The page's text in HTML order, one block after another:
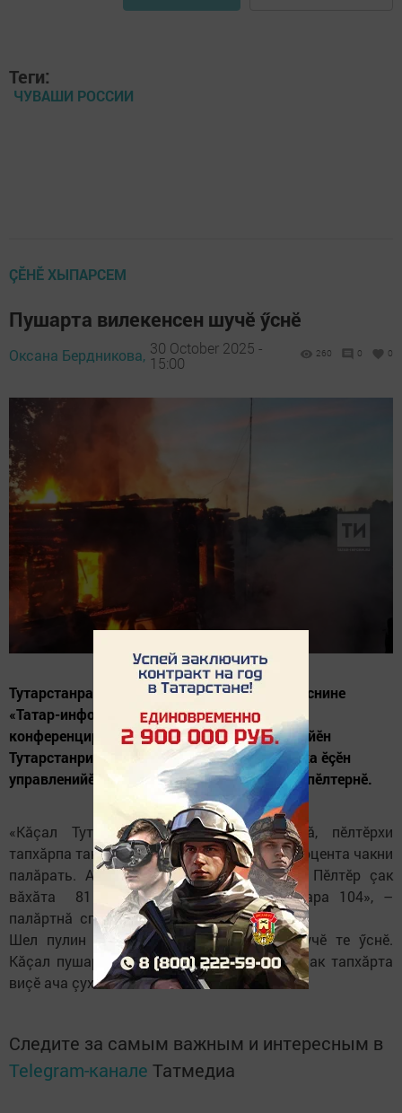
Теги:
ЧУВАШИ РОССИИ
ÇӖНӖ ХЫПАРСЕМ
Пушарта вилекенсен шучӗ ӳснӗ
Оксана Бердникова, 30 October 2025 -
15:00
260 0 0
Тутарстанра пушарсенче вилекенсен шучӗ ӳснине
«Татар-информ» агентствăра иртнӗ пресс-
конференцире Раççей МЧСӗн тӗп управленийӗн
Тутарстанри Надзор ӗç-хӗлӗпе профилактика ӗçӗн
управленийӗн пуçлăхӗн çумӗ Олег Маринин пӗлтернӗ.
«Кăçал Тутарстанра 3181 пушар тухнă, пӗлтӗрхи
тапхăрпа танлаштарсан вӗсен шучӗ 9,3 процента чакни
палăрать. Анчах вилекенсем йышланчӗç. Пӗлтӗр çак
вăхăта 81 çын вилнӗ пулсан, кăçал вара 104», –
палăртнă спикер.
Шел пулин те, пушарта вилнӗ ачасен шучӗ те ӳснӗ.
Кăçал пушарта пилӗк ача вилнӗ, пӗлтӗр çак тапхăрта
виçӗ ача çухатнă.
Следите за самым важным и интересным в
Telegram-канале Татмедиа